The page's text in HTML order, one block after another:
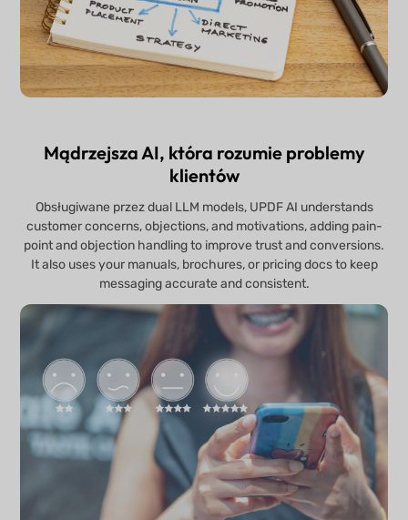
Mądrzejsza AI, która rozumie problemy
klientów
Obsługiwane przez dual LLM models, UPDF AI understands
customer concerns, objections, and motivations, adding pain-
point and objection handling to improve trust and conversions.
It also uses your manuals, brochures, or pricing docs to keep
messaging accurate and consistent.